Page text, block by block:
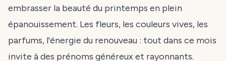
embrasser la beauté du printemps en plein
épanouissement. Les fleurs, les couleurs vives, les
parfums, l'énergie du renouveau : tout dans ce mois
invite à des prénoms généreux et rayonnants.